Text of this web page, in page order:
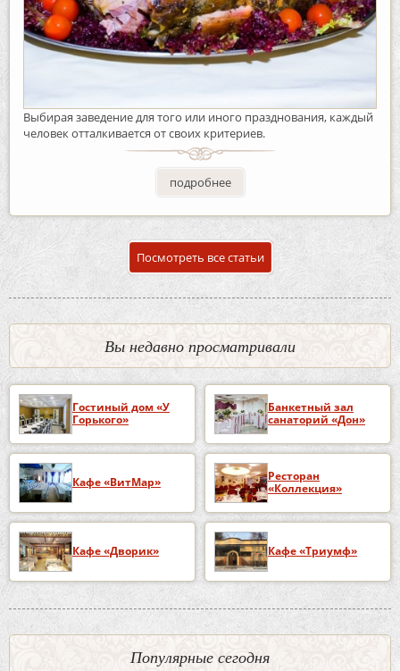
Выбирая заведение для того или иного празднования, каждый
человек отталкивается от своих критериев.
подробнее
Посмотреть все статьи
Вы недавно просматривали
Гостиный дом «У
Горького»
Банкетный зал
санаторий «Дон»
Кафе «ВитМар»
Ресторан
«Коллекция»
Кафе «Дворик» Кафе «Триумф»
Популярные сегодня